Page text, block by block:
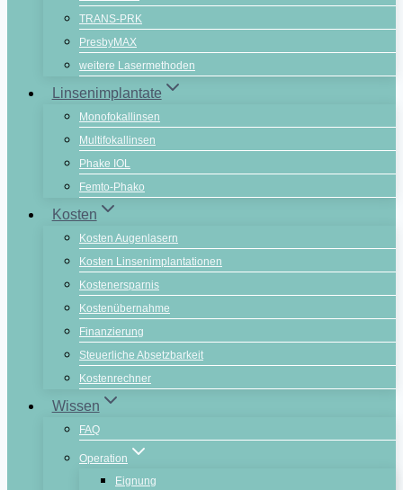
TRANS-PRK
PresbyMAX
weitere Lasermethoden
Linsenimplantate
Monofokallinsen
Multifokallinsen
Phake IOL
Femto-Phako
Kosten
Kosten Augenlasern
Kosten Linsenimplantationen
Kostenersparnis
Kostenübernahme
Finanzierung
Steuerliche Absetzbarkeit
Kostenrechner
Wissen
FAQ
Operation
Eignung